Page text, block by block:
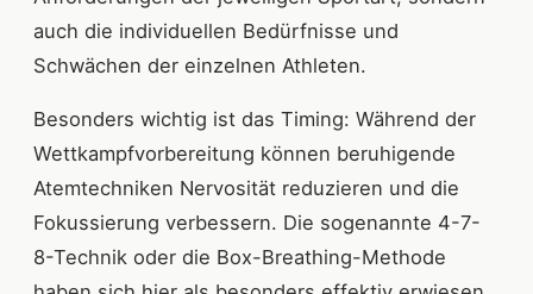
auch die individuellen Bedürfnisse und
Schwächen der einzelnen Athleten.
Besonders wichtig ist das Timing: Während der
Wettkampfvorbereitung können beruhigende
Atemtechniken Nervosität reduzieren und die
Fokussierung verbessern. Die sogenannte 4-7-
8-Technik oder die Box-Breathing-Methode